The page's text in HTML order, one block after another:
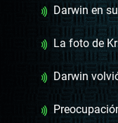
Darwin en su lucha
La foto de
Darwin
Preocupación en Cancillería por